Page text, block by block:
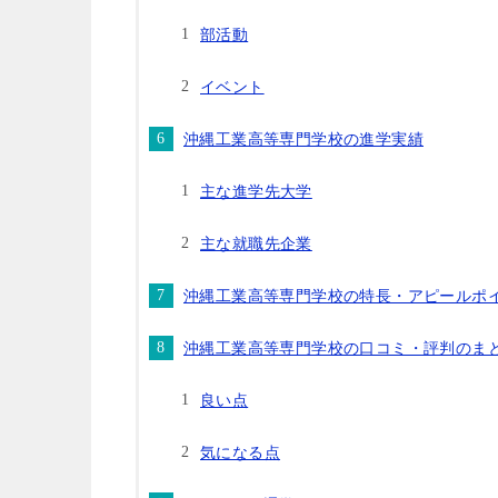
部活動
イベント
沖縄工業高等専門学校の進学実績
主な進学先大学
主な就職先企業
沖縄工業高等専門学校の特長・アピールポ
沖縄工業高等専門学校の口コミ・評判のま
良い点
気になる点